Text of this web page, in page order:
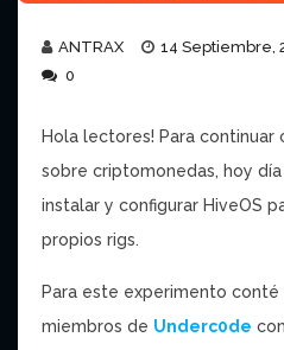
ANTRAX 14 Septiembre,
0
Hola lectores! Para
sobre criptomonedas, hoy
instalar y configurar HiveOS
propios rigs.
Para este experimento conté
miembros de Underc0de